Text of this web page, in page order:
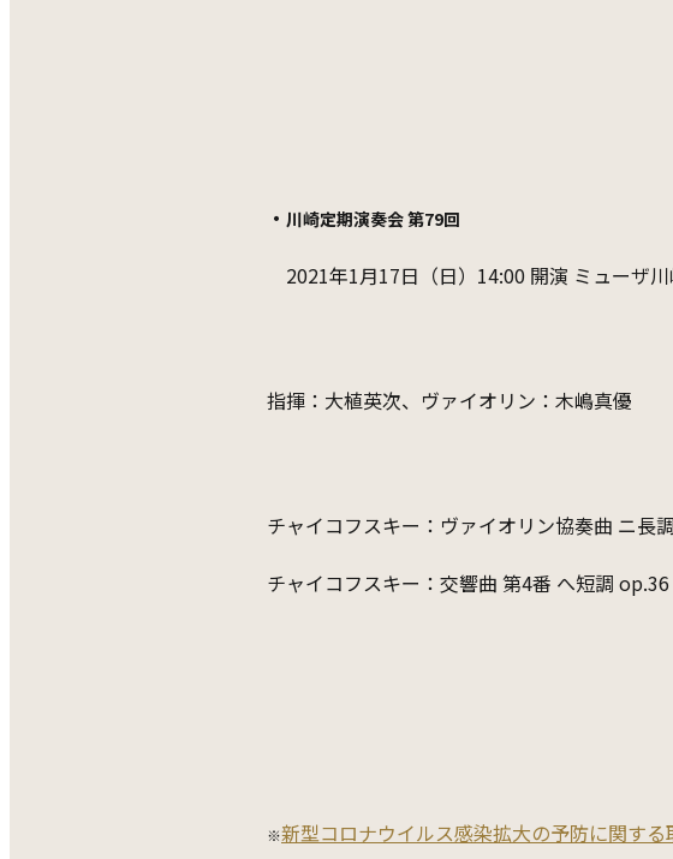
・ 川崎定期演奏会 第79回
2021年1月17日（日）14:00 開演 ミューザ
指揮：大植英次、ヴァイオリン：木嶋真優
チャイコフスキー：ヴァイオリン協奏曲 ニ長
チャイコフスキー：交響曲 第4番 へ短調 op.36
※新型コロナウイルス感染拡大の予防に関する